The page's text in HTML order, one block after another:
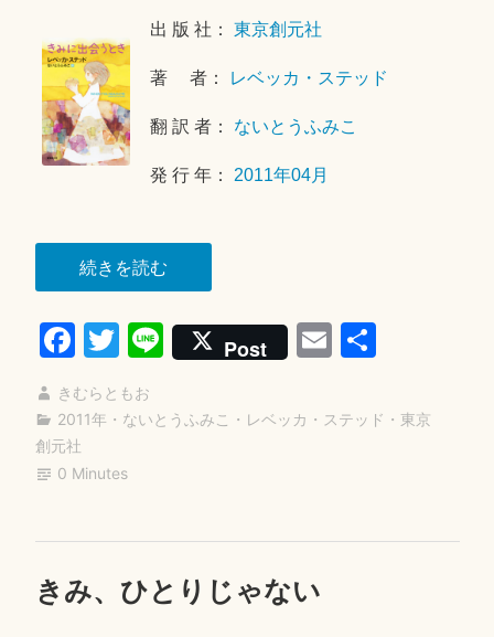
出 版 社：東京創元社
著 者： レベッカ・ステッド
翻 訳 者： ないとうふみこ
発 行 年： 2011年04月
続きを読む“き
み
に
出
う
Fa
ce
bo
ok
T
wi
tte
Li
ne
Post E
ail
共
きむらともお
2011年 ・ ないとうふみこ ・ レベッカ・ステッド ・ 東京
創元社
す
月
7
日
0 Minutes
きみ、ひとりじゃない
コ
メ
2
0